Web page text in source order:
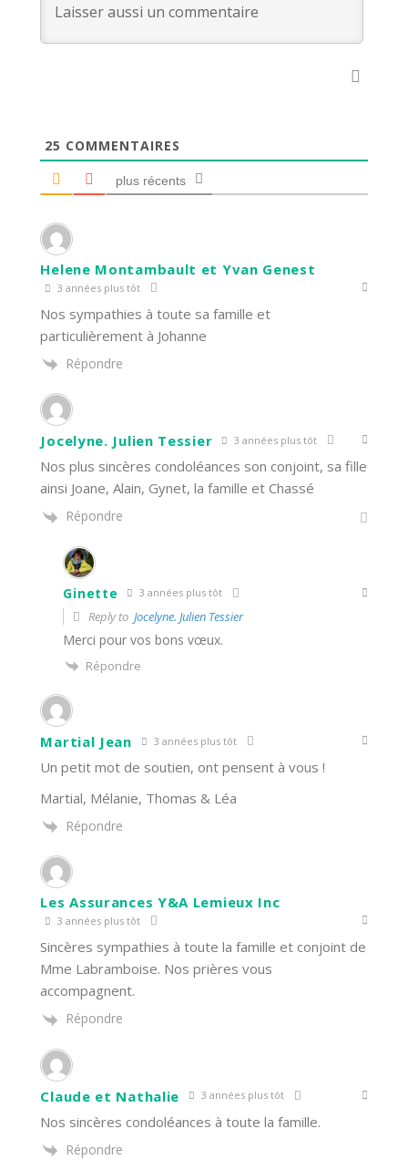
25 COMMENTAIRES
plus récents
Helene Montambault et Yvan Genest
3 années plus tôt
Nos sympathies à toute sa famille et
particulièrement à Johanne
Répondre
Jocelyne. Julien Tessier 3 années plus tôt
Nos plus sincères condoléances son conjoint, sa fille
ainsi Joane, Alain, Gynet, la famille et Chassé
Répondre
Ginette 3 années plus tôt
Reply to Jocelyne. Julien Tessier
Merci pour vos bons vœux.
Répondre
Martial Jean 3 années plus tôt
Un petit mot de soutien, ont pensent à vous !
Martial, Mélanie, Thomas & Léa
Répondre
Les Assurances Y&A Lemieux Inc
3 années plus tôt
Sincères sympathies à toute la famille et conjoint de
Mme Labramboise. Nos prières vous
accompagnent.
Répondre
Claude et Nathalie 3 années plus tôt
Nos sincères condoléances à toute la famille.
Répondre